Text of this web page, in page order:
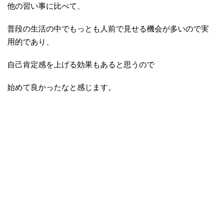
他の習い事に比べて、
普段の生活の中でもっとも人前で見せる機会が多いので実
用的であり、
自己肯定感を上げる効果もあると思うので
始めて良かったなと感じます。